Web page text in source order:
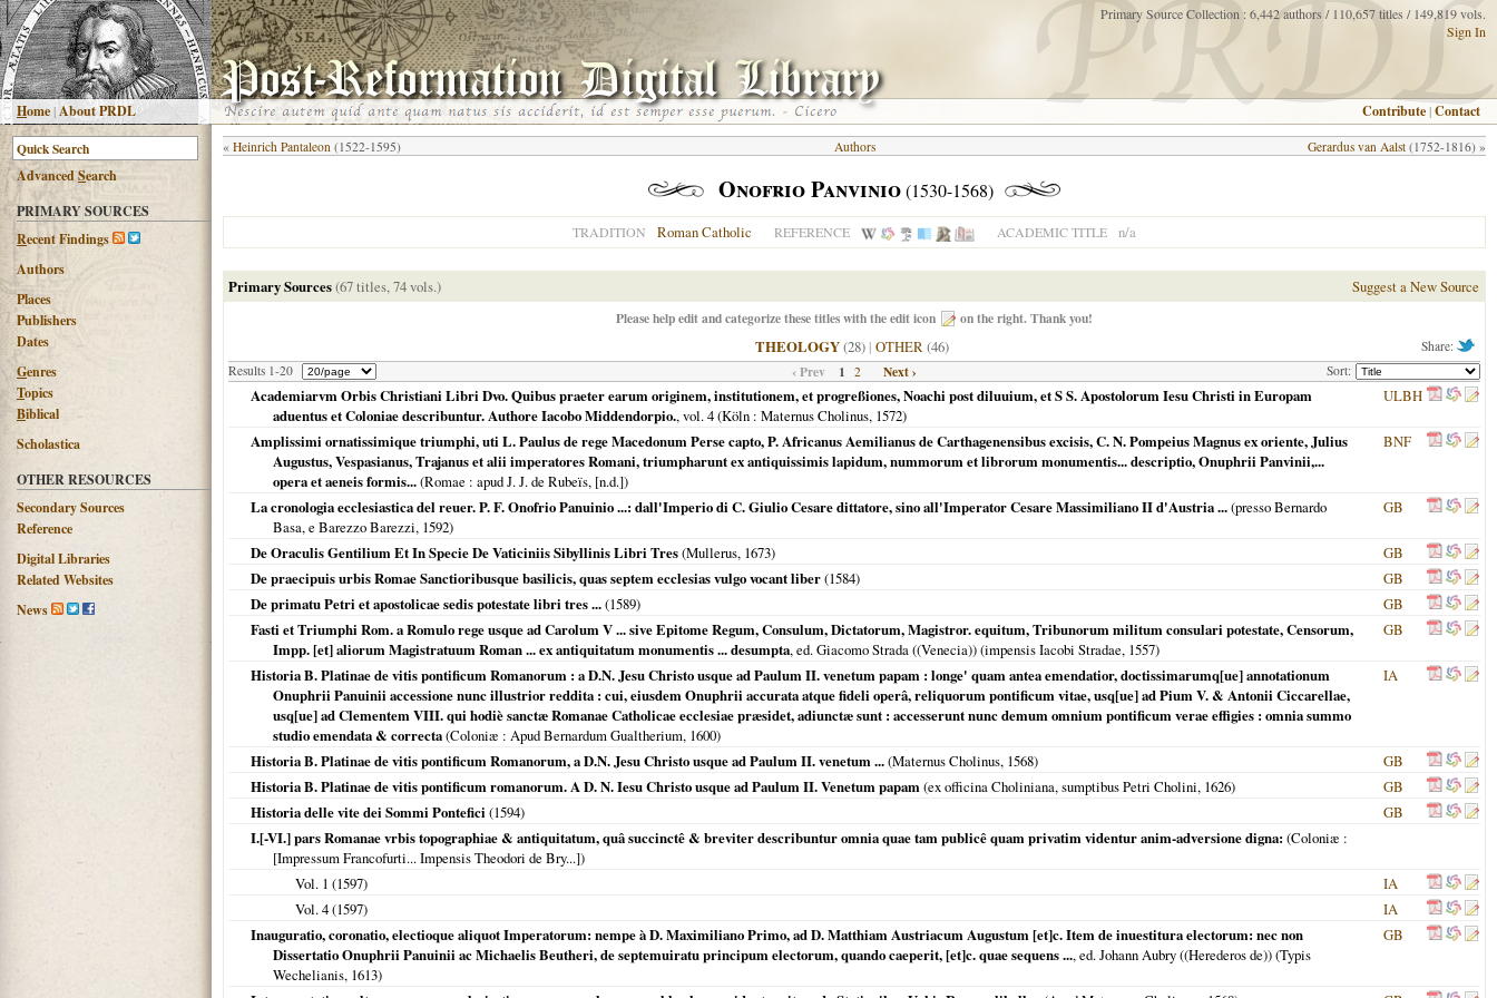
Home|About PRDL
Primary Source Collection : 6,442 authors / 110,657 titles / 149,819 vols.
Sign In
Contribute |Contact
AdvancedSearch
PRIMARY SOURCES
Recent Findings
Authors
Places
Publishers
Dates
Genres
Topics
Biblical
Scholastica
OTHER RESOURCES
Secondary Sources
Reference
Digital Libraries
Related Websites
News
« Heinrich Pantaleon (1522-1595) Gerardus van Aalst (1752-1816) »
Authors
Onofrio Panvinio(1530-1568)
TRADITION Roman Catholic REFERENCE ACADEMIC TITLE n/a
Primary Sources(67 titles, 74 vols.) Suggest a New Source
Please help edit and categorize these titles with the edit icon on the right. Thank you!
Share:
THEOLOGY(28)| OTHER(46)
Results 1-20 Sort:
‹ Prev 1 2 Next ›
Academiarvm Orbis Christiani Libri Dvo. Quibus praeter earum originem, institutionem, et progreßiones, Noachi post diluuium, et S S. Apostolorum Iesu Christi in Europam
aduentus et Coloniae describuntur. Authore Iacobo Middendorpio., vol. 4 (Köln : Maternus Cholinus, 1572)
ULBH
Amplissimi ornatissimique triumphi, uti L. Paulus de rege Macedonum Perse capto, P. Africanus Aemilianus de Carthagenensibus excisis, C. N. Pompeius Magnus ex oriente, Julius
Augustus, Vespasianus, Trajanus et alii imperatores Romani, triumpharunt ex antiquissimis lapidum, nummorum et librorum monumentis... descriptio, Onuphrii Panvinii,...
opera et aeneis formis...(Romae : apud J. J. de Rubeïs, [n.d.])
BNF
La cronologia ecclesiastica del reuer. P. F. Onofrio Panuinio ...: dall'Imperio di C. Giulio Cesare dittatore, sino all'Imperator Cesare Massimiliano II d'Austria ...(presso Bernardo
Basa, e Barezzo Barezzi, 1592)
GB
De Oraculis Gentilium Et In Specie De Vaticiniis Sibyllinis Libri Tres(Mullerus, 1673)
GB
De praecipuis urbis Romae Sanctioribusque basilicis, quas septem ecclesias vulgo vocant liber(1584)
GB
De primatu Petri et apostolicae sedis potestate libri tres ...(1589)
GB
Fasti et Triumphi Rom. a Romulo rege usque ad Carolum V ... sive Epitome Regum, Consulum, Dictatorum, Magistror. equitum, Tribunorum militum consulari potestate, Censorum,
Impp. [et] aliorum Magistratuum Roman ... ex antiquitatum monumentis ... desumpta, ed. Giacomo Strada ((Venecia)) (impensis Iacobi Stradae, 1557)
GB
Historia B. Platinae de vitis pontificum Romanorum : a D.N. Jesu Christo usque ad Paulum II. venetum papam : longe' quam antea emendatior, doctissimarumq[ue] annotationum
Onuphrii Panuinii accessione nunc illustrior reddita : cui, eiusdem Onuphrii accurata atque fideli operâ, reliquorum pontificum vitae, usq[ue] ad Pium V. & Antonii Ciccarellae,
usq[ue] ad Clementem VIII. qui hodiè sanctæ Romanae Catholicae ecclesiae præsidet, adiunctæ sunt : accesserunt nunc demum omnium pontificum verae effigies : omnia summo
studio emendata & correcta(Coloniæ : Apud Bernardum Gualtherium, 1600)
IA
Historia B. Platinae de vitis pontificum Romanorum, a D.N. Jesu Christo usque ad Paulum II. venetum ...(Maternus Cholinus, 1568)
GB
Historia B. Platinae de vitis pontificum romanorum. A D. N. Iesu Christo usque ad Paulum II. Venetum papam(ex officina Choliniana, sumptibus Petri Cholini, 1626)
GB
Historia delle vite dei Sommi Pontefici (1594)
GB
I.[-VI.] pars Romanae vrbis topographiae & antiquitatum, quâ succinctê & breviter describuntur omnia quae tam publicê quam privatim videntur anim-adversione digna: (Coloniæ :
[Impressum Francofurti... Impensis Theodori de Bry...])
Vol. 1 (1597)
IA
Vol. 4 (1597)
IA
Inauguratio, coronatio, electioque aliquot Imperatorum: nempe à D. Maximiliano Primo, ad D. Matthiam Austriacum Augustum [et]c. Item de inuestitura electorum: nec non
Dissertatio Onuphrii Panuinii ac Michaelis Beutheri, de septemuiratu principum electorum, quando caeperit, [et]c. quae sequens ..., ed. Johann Aubry ((Herederos de)) (Typis
Wechelianis, 1613)
GB